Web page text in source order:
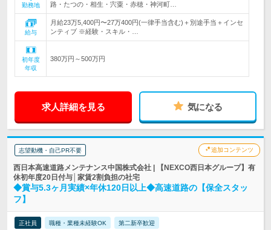
勤務地
路・たつの・相生・宍粟・赤穂・神河町…
給与
月給23万5,400円〜27万400円(一律手当含む)＋別途手当＋インセ
ンティブ ※経験・スキル・…
初年度
年収
380万円～500万円
求人詳細を見る 気になる
志望動機・自己PR不要 追加コンテンツ
西日本高速道路メンテナンス中国株式会社 | 【NEXCO西日本グループ】有
休初年度20日付与│家賃2割負担の社宅
◆賞与5.3ヶ月実績×年休120日以上◆高速道路の【保全スタッ
フ】
正社員 職種・業種未経験OK 第二新卒歓迎